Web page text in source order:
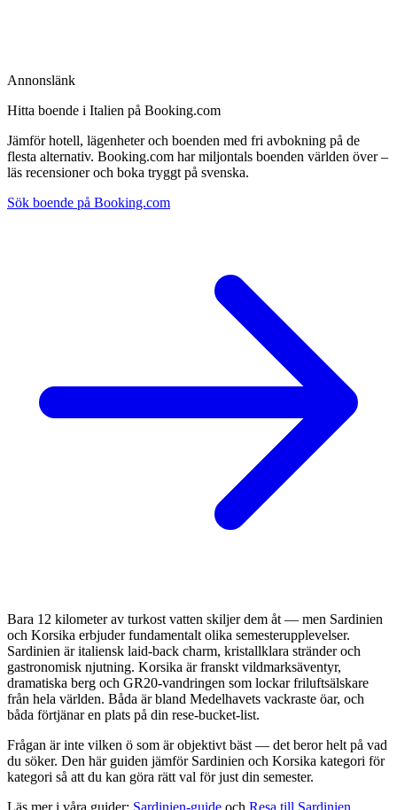
Annonslänk
Hitta boende i Italien på Booking.com
Jämför hotell, lägenheter och boenden med fri avbokning på de
flesta alternativ. Booking.com har miljontals boenden världen över –
läs recensioner och boka tryggt på svenska.
Sök boende på Booking.com
Bara 12 kilometer av turkost vatten skiljer dem åt — men Sardinien
och Korsika erbjuder fundamentalt olika semesterupplevelser.
Sardinien är italiensk laid-back charm, kristallklara stränder och
gastronomisk njutning. Korsika är franskt vildmarksäventyr,
dramatiska berg och GR20-vandringen som lockar friluftsälskare
från hela världen. Båda är bland Medelhavets vackraste öar, och
båda förtjänar en plats på din rese-bucket-list.
Frågan är inte vilken ö som är objektivt bäst — det beror helt på vad
du söker. Den här guiden jämför Sardinien och Korsika kategori för
kategori så att du kan göra rätt val för just din semester.
Läs mer i våra guider: Sardinien-guide och Resa till Sardinien